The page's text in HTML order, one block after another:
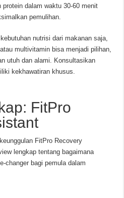
protein dalam waktu 30-60 menit
pemulihan.
nutrisi dari makanan saja,
multivitamin bisa menjadi pilihan,
utuh dan alami. Konsultasikan
kekhawatiran khusus.
FitPro
FitPro Recovery
lengkap tentang bagaimana
changer bagi pemula dalam